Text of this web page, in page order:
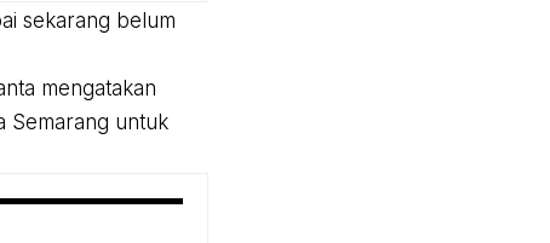
sekarang belum
mengatakan
Semarang untuk